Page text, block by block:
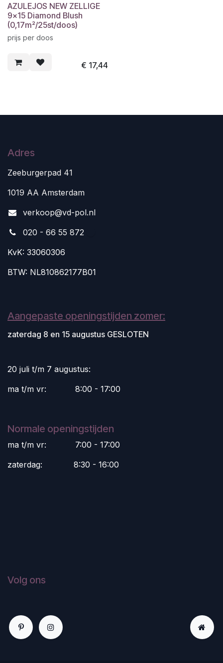
AZULEJOS NEW ZELLIGE
9x15 Diamond Blush
(0,17m²/25st/doos)
prijs per doos
€ 17,44
Adres
Zeeburgerpad 41
1019 AA Amsterdam
verkoop@vd-pol.nl
020 - 66 55 872
KvK: 33060306
BTW: NL810862177B01
Aangepaste openingstijden zomer:
zaterdag 8 en 15 augustus GESLOTEN
20 juli t/m 7 augustus:
ma t/m vr:
​8:00 - 17:00
Normale openingstijden
ma t/m vr:
​7:00 - 17:00
zaterdag:
​8:30 - 16:00
Volg ons